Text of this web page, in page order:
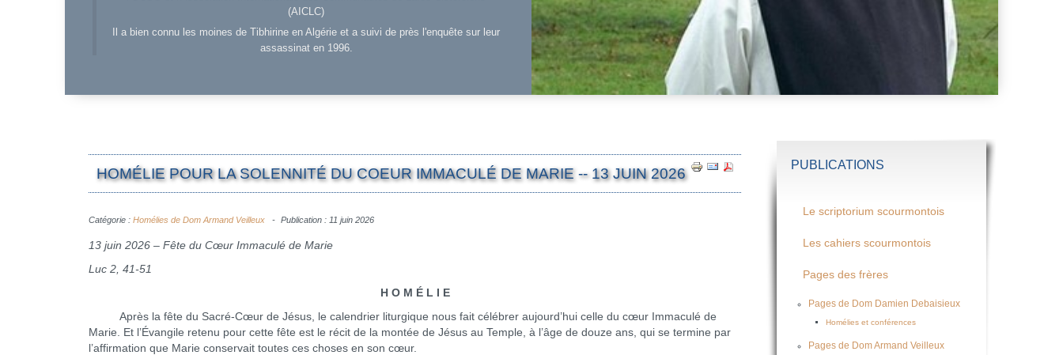
(AICLC)
Il a bien connu les moines de Tibhirine en Algérie et a suivi de près l'enquête sur leur
assassinat en 1996.
HOMÉLIE POUR LA SOLENNITÉ DU COEUR IMMACULÉ DE MARIE -- 13 JUIN 2026
Catégorie : Homélies de Dom Armand Veilleux Publication : 11 juin 2026
13 juin 2026 – Fête du Cœur Immaculé de Marie
Luc 2, 41-51
H O M É L I E
Après la fête du Sacré-Cœur de Jésus, le calendrier liturgique nous fait célébrer aujourd’hui celle du cœur Immaculé de
Marie. Et l’Évangile retenu pour cette fête est le récit de la montée de Jésus au Temple, à l’âge de douze ans, qui se termine par
l’affirmation que Marie conservait toutes ces choses en son cœur.
PUBLICATIONS
Le scriptorium scourmontois
Les cahiers scourmontois
Pages des frères
Pages de Dom Damien Debaisieux
Homélies et conférences
Pages de Dom Armand Veilleux